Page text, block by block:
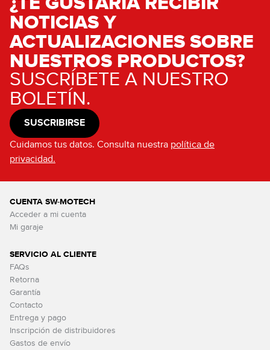
NOTICIAS Y
ACTUALIZACIONES SOBRE
NUESTROS PRODUCTOS?
SUSCRÍBETE A NUESTRO
BOLETÍN.
SUSCRIBIRSE
Cuidamos tus datos. Consulta nuestra política de
privacidad.
CUENTA SW-MOTECH
Acceder a mi cuenta
Mi garaje
SERVICIO AL CLIENTE
FAQs
Retorna
Garantía
Contacto
Entrega y pago
Inscripción de distribuidores
Gastos de envío